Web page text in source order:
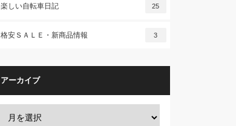
楽しい自転車日記 25
格安ＳＡＬＥ・新商品情報 3
アーカイブ